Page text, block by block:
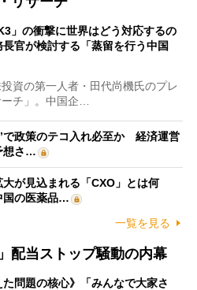
」の衝撃に世界はどう対応するの
官が検討する「蒸留を行う中国
資の第一人者・田代尚機氏のプレ
チ」。中国企…
で政策のテコ入れ必至か 経済運営
想さ…
が見込まれる「CXO」とは何
の医薬品…
一覧を見る
配当ストップ騒動の内幕
た問題の核心》「みんなで大家さ